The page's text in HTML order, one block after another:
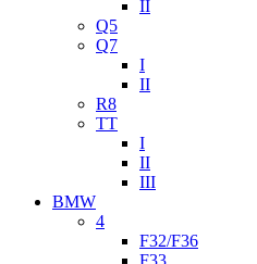
II
Q5
Q7
I
II
R8
TT
I
II
III
BMW
4
F32/F36
F33